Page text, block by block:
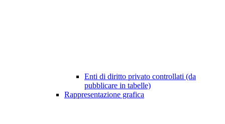
Enti di diritto privato controllati (da
pubblicare in tabelle)
Rappresentazione grafica